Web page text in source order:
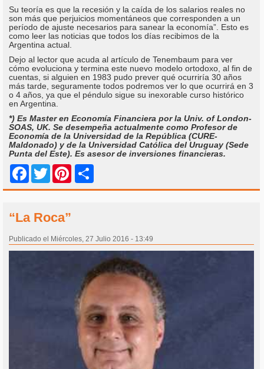
Su teoría es que la recesión y la caída de los salarios reales no
son más que perjuicios momentáneos que corresponden a un
período de ajuste necesarios para sanear la economía”. Esto es
como leer las noticias que todos los días recibimos de la
Argentina actual.
Dejo al lector que acuda al artículo de Tenembaum para ver
cómo evoluciona y termina este nuevo modelo ortodoxo, al fin de
cuentas, si alguien en 1983 pudo prever qué ocurriría 30 años
más tarde, seguramente todos podremos ver lo que ocurrirá en 3
o 4 años, ya que el péndulo sigue su inexorable curso histórico
en Argentina.
*) Es Master en Economía Financiera por la Univ. of London-
SOAS, UK. Se desempeña actualmente como Profesor de
Economía de la Universidad de la República (CURE-
Maldonado) y de la Universidad Católica del Uruguay (Sede
Punta del Este). Es asesor de inversiones financieras.
Facebook
Twitter Pinterest
“La Roca”
Publicado el Miércoles, 27 Julio 2016 - 13:49